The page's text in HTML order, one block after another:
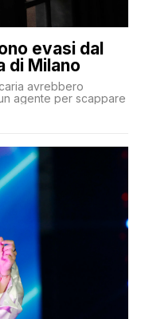
evasi dal
di Milano
avrebbero
agente per scappare